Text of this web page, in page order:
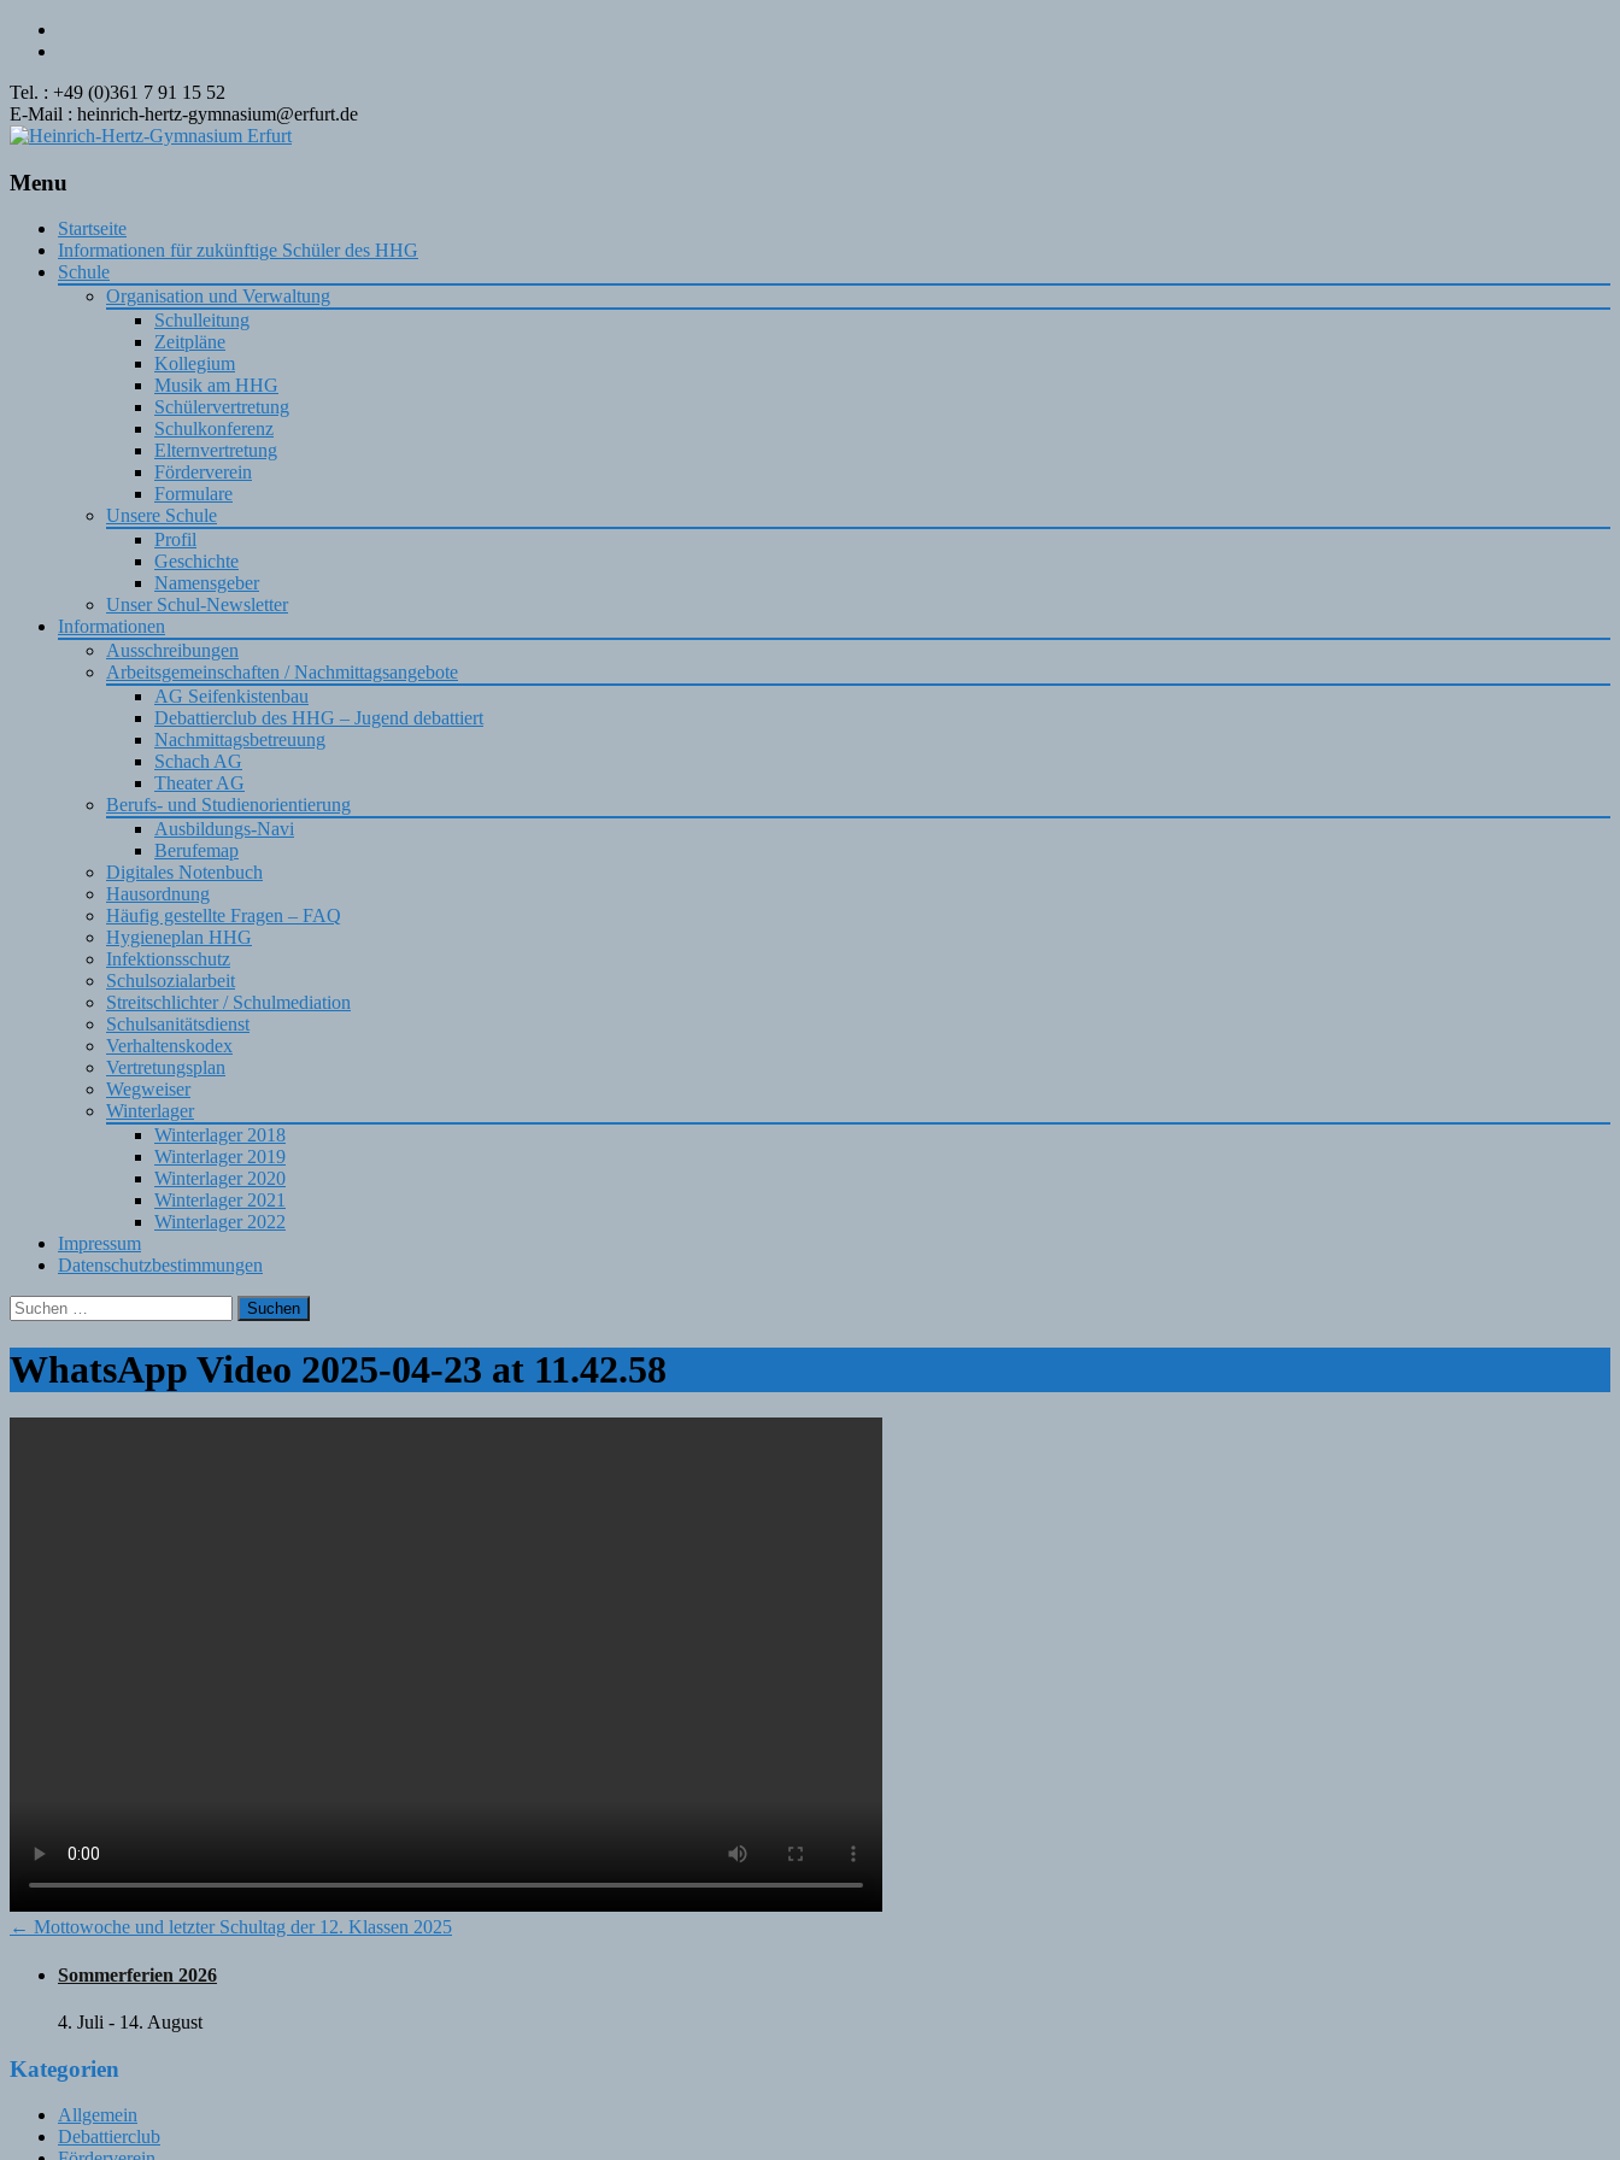
Tel. : +49 (0)361 7 91 15 52
E-Mail : heinrich-hertz-gymnasium@erfurt.de
Menu
Skip
content
Startseite
Informationen für zukünftige Schüler des HHG
Schule
Organisation und Verwaltung
Schulleitung
Zeitpläne
Kollegium
Musik am HHG
Schülervertretung
Schulkonferenz
Elternvertretung
Förderverein
Formulare
Unsere Schule
Profil
Geschichte
Namensgeber
Unser Schul-Newsletter
Informationen
Ausschreibungen
Arbeitsgemeinschaften / Nachmittagsangebote
AG Seifenkistenbau
Debattierclub des HHG – Jugend debattiert
Nachmittagsbetreuung
Schach AG
Theater AG
Berufs- und Studienorientierung
Ausbildungs-Navi
Berufemap
Digitales Notenbuch
Hausordnung
Häufig gestellte Fragen – FAQ
Hygieneplan HHG
Infektionsschutz
Schulsozialarbeit
Streitschlichter / Schulmediation
Schulsanitätsdienst
Verhaltenskodex
Vertretungsplan
Wegweiser
Winterlager
Winterlager 2018
Winterlager 2019
Winterlager 2020
Winterlager 2021
Winterlager 2022
Impressum
Datenschutzbestimmungen
Suchen
nach:
WhatsApp Video 2025-04-23 at 11.42.58
Post
navigation
← Mottowoche und letzter Schultag der 12. Klassen 2025
Sommerferien 2026
4. Juli - 14. August
Kategorien
Allgemein
Debattierclub